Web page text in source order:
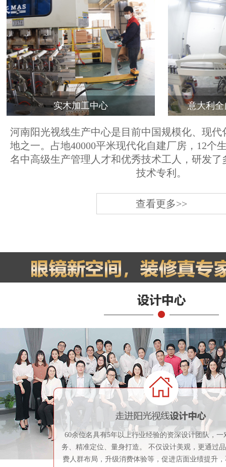
实木加工中心 意大利
河南阳光视线生产中心是目前中国规模化、现代
地之一。占地40000平米现代化自建厂房，12个
名中高级生产管理人才和优秀技术工人，研发了
技术专利。
查看更多>>
60余位名具有5年以上行业经验的资深设计团队，一
务、精准定位、量身打造。 不仅设计美观，更通过
费人群布局，升级消费体验等，促进店面业绩提升